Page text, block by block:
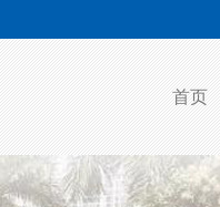
首页